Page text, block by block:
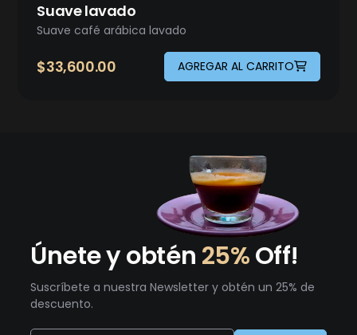
Suave lavado
Suave café arábica lavado
$33,600.00 AGREGAR AL CARRITO
Únete y obtén 25%Off!
Suscríbete a nuestra Newsletter y obtén un 25% de
descuento.